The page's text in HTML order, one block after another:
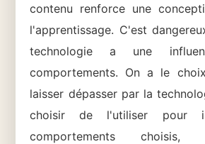
contenu renforce une
l'apprentissage. C'est
technologie a une
comportements. On a le
laisser dépasser par la
choisir de l'utiliser pour
comportements